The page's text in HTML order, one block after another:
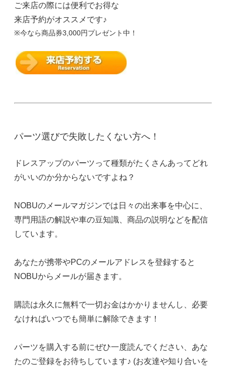
ご来店の際には便利でお得な
来店予約がオススメです♪
※今なら商品券3,000円プレゼント中！
パーツ選びで失敗したくない方へ！
ドレスアップのパーツって種類がたくさんあってどれ
がいいのか分からないですよね？
NOBUのメールマガジンでは日々の出来事を中心に、
専門用語の解説や車の豆知識、商品の説明などを配信
しています。
あなたが携帯やPCのメールアドレスを登録すると
NOBUからメールが届きます。
購読は永久に無料で一切お金はかかりませんし、必要
なければいつでも簡単に解除できます！
パーツを購入する前にぜひ一度読んでください、あな
たのご登録をお待ちしています♪ (お友達や知り合いを